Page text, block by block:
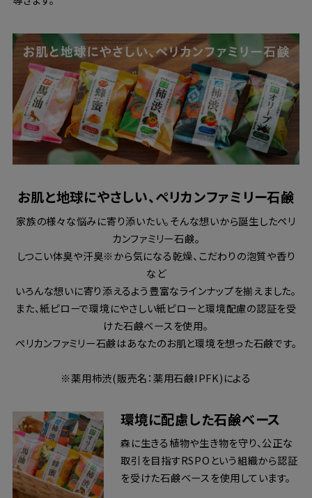
お肌と地球にやさしい、ペリカンファミリー石鹸
家族の様々な悩みに寄り添いたい。そんな想いから誕生したペリ
カンファミリー石鹸。
しつこい体臭や汗臭※から気になる乾燥、こだわりの泡質や香り
など
いろんな想いに寄り添えるよう豊富なラインナップを揃えました。
また、紙ピローで環境にやさしい紙ピローと環境配慮の認証を受
けた石鹸ベースを使用。
ペリカンファミリー石鹸はあなたのお肌と環境を想った石鹸です。
※薬用柿渋(販売名：薬用石鹸IPFK)による
環境に配慮した石鹸ベース
森に生きる植物や生き物を守り、公正な
取引を目指すRSPOという組織から認証
を受けた石鹸ベースを使用しています。